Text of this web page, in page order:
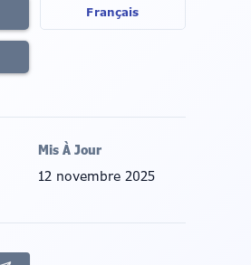
Français
Mis À Jour
12 novembre 2025